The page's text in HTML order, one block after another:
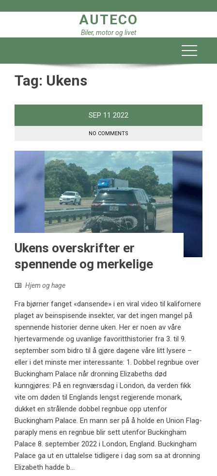
AUTECO
Biler, motor og livet
Tag: Ukens
SEP 11 2022
NO COMMENTS
Ukens overskrifter er
spennende og merkelige
Hjem og hage
Fra bjørner fanget «dansende» i en viral video til kalifornere
plaget av beinspisende insekter, var det ingen mangel på
spennende historier denne uken. Her er noen av våre
hjertevarmende og uvanlige favoritthistorier fra 3. til 9.
september som bidro til å gjøre dagene våre litt lysere –
eller i det minste mer interessante: 1. Dobbel regnbue over
Buckingham Palace når dronning Elizabeths død
kunngjøres: På en regnværsdag i London, da verden fikk
vite om døden til Englands lengst regjerende monark,
dukket en strålende dobbel regnbue opp utenfor
Buckingham Palace. En mann ser på å holde en Union Flag-
paraply mens en regnbue blir sett utenfor Buckingham
Palace 8. september 2022 i London, England. Buckingham
Palace ga ut en uttalelse tidligere i dag som sa at dronning
Elizabeth hadde b...